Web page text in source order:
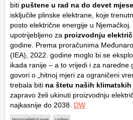
biti puštene u rad na do devet
isključile plinske elektrane, koje
posto električne energije u
upotrijebljeno za proizvodnju
godine. Prema proračunima
(IEA), 2022. godine moglo bi se
ikada ranije – a to vrijedi i za naredne
govori o „hitnoj mjeri za ograničeni
trebala biti na štetu naših
zapravo želi ukinuti proizvodnju
najkasnije do 2038. DW